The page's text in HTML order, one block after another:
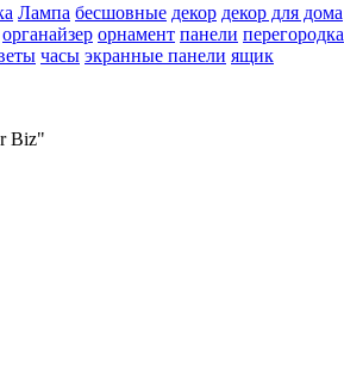
Лампа бесшовные декор декор для дома
органайзер орнамент панели перегородка
часы экранные панели ящик
Biz"